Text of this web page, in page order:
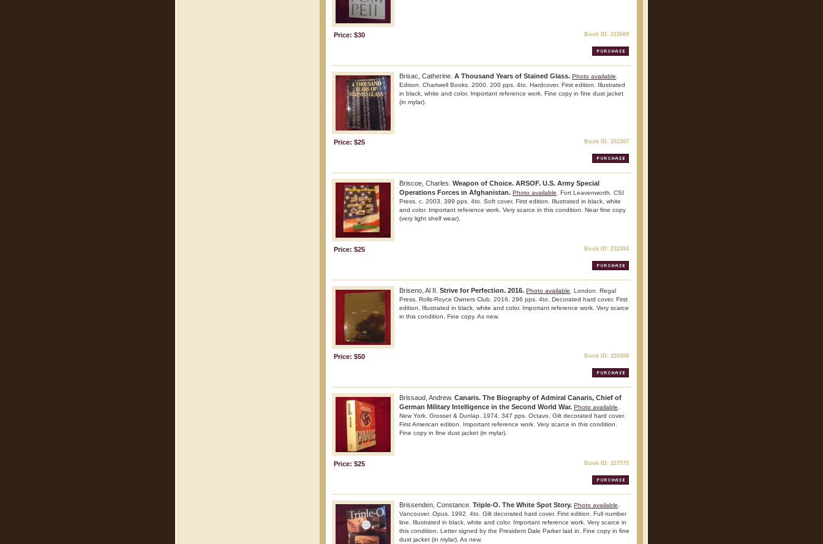
Price: $30 Book ID: 215669
Brisac, Catherine. A Thousand Years of Stained Glass. Photo available
Edison. Chartwell Books. 2000. 200 pps. 4to. Hardcover. First edition. Illustrated
in black, white and color. Important reference work. Fine copy in fine dust jacket
(in mylar).
Price: $25 Book ID: 202307
Briscoe, Charles. Weapon of Choice. ARSOF. U.S. Army Special
Operations Forces in Afghanistan. Photo available . Fort Leavenworth. CSI
Press. c. 2003. 399 pps. 4to. Soft cover. First edition. Illustrated in black, white
and color. Important reference work. Very scarce in this condition. Near fine copy
(very light shelf wear).
Price: $25 Book ID: 232494
Briseno, Al II. Strive for Perfection. 2016. Photo available . London. Regal
Press. Rolls-Royce Owners Club. 2016. 296 pps. 4to. Decorated hard cover. First
edition. Illustrated in black, white and color. Important reference work. Very scarce
in this condition. Fine copy. As new.
Price: $50 Book ID: 220308
Brissaud, Andrew. Canaris. The Biography of Admiral Canaris, Chief of
German Military Intelligence in the Second World War. Photo available
New York. Grosset & Dunlap. 1974. 347 pps. Octavo. Gilt decorated hard cover.
First American edition. Important reference work. Very scarce in this condition.
Fine copy in fine dust jacket (in mylar).
Price: $25 Book ID: 227575
Brissenden, Constance. Triple-O. The White Spot Story. Photo available
Vancouver. Opus. 1992. 4to. Gilt decorated hard cover. First edition. Full number
line. Illustrated in black, white and color. Important reference work. Very scarce in
this condition. Letter signed by the President Dale Parker laid in. Fine copy in fine
dust jacket (in mylar). As new.